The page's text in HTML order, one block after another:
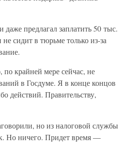
предлагал заплатить 50 тыс.
сидит в тюрьме только из-за
по крайней мере сейчас, не
в Госдуме. Я в конце концов
действий. Правительству,
но из налоговой службы
Но ничего. Придет время —